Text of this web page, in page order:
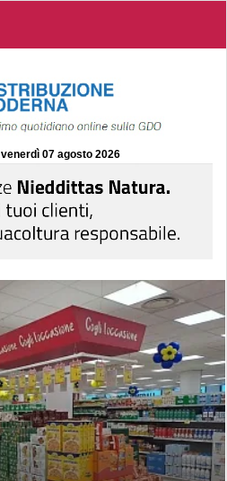
venerdì 07 agosto 2026